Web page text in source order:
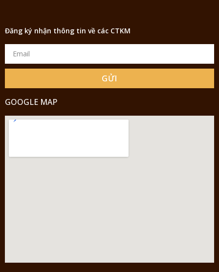
Đăng ký nhận thông tin về các CTKM
GỬI
GOOGLE MAP